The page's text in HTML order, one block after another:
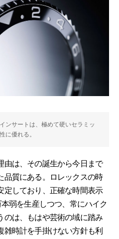
ンサートは、極めて硬いセラミッ
に優れる。
は、その誕生から今日まで
品質にある。ロレックスの時
定しており、正確な時間表示
弱を生産しつつ、常にハイク
のは、もはや芸術の域に踏み
雑時計を手掛けない方針も利